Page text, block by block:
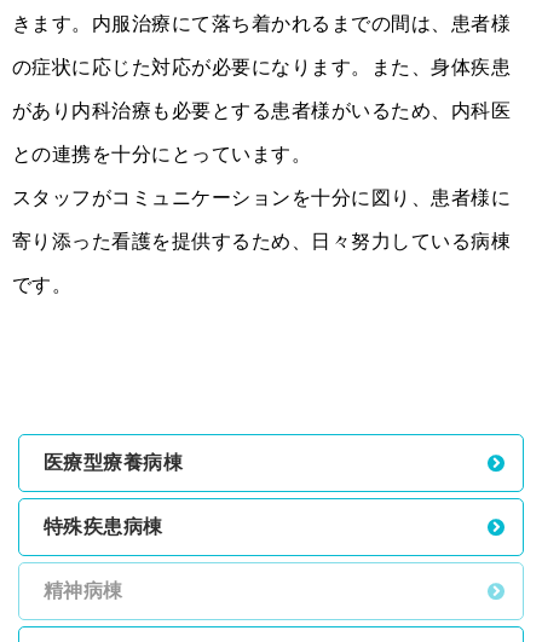
きます。内服治療にて落ち着かれるまでの間は、患者様
の症状に応じた対応が必要になります。また、身体疾患
があり内科治療も必要とする患者様がいるため、内科医
との連携を十分にとっています。
スタッフがコミュニケーションを十分に図り、患者様に
寄り添った看護を提供するため、日々努力している病棟
です。
医療型療養病棟
特殊疾患病棟
精神病棟